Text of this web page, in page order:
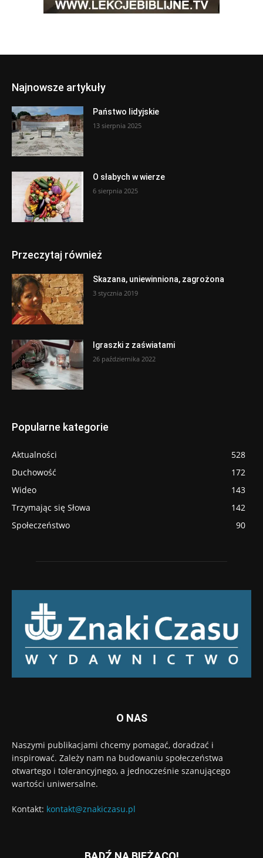
Najnowsze artykuły
Państwo lidyjskie
13 sierpnia 2025
O słabych w wierze
6 sierpnia 2025
Przeczytaj również
Skazana, uniewinniona, zagrożona
3 stycznia 2019
Igraszki z zaświatami
26 października 2022
Popularne kategorie
Aktualności
528
Duchowość
172
Wideo
143
Trzymając się Słowa
142
Społeczeństwo
90
O NAS
Naszymi publikacjami chcemy pomagać, doradzać i
inspirować. Zależy nam na budowaniu społeczeństwa
otwartego i tolerancyjnego, a jednocześnie szanującego
wartości uniwersalne.
Kontakt: kontakt@znakiczasu.pl